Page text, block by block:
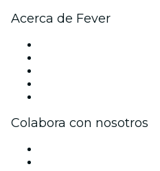
Acerca de Fever
Colabora con nosotros